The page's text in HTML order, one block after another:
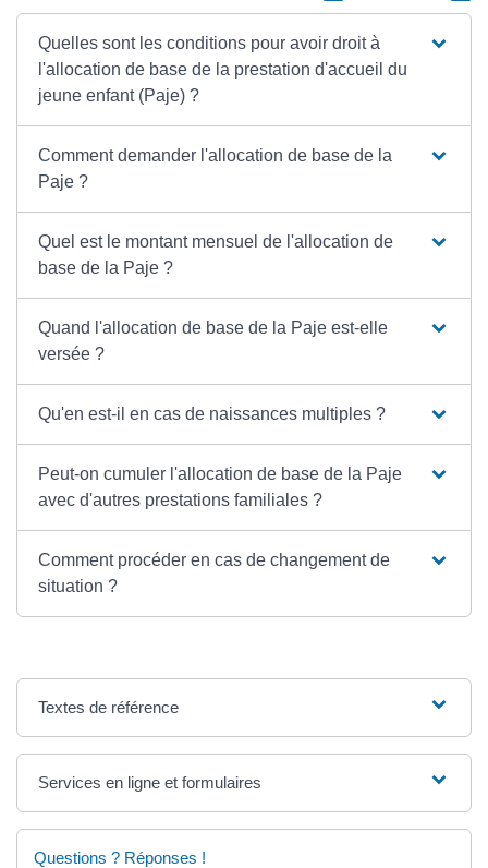
Quelles sont les conditions pour avoir droit à
l'allocation de base de la prestation d'accueil du
jeune enfant (Paje) ?
Comment demander l'allocation de base de la
Paje ?
Quel est le montant mensuel de l'allocation de
base de la Paje ?
Quand l'allocation de base de la Paje est-elle
versée ?
Qu'en est-il en cas de naissances multiples ?
Peut-on cumuler l'allocation de base de la Paje
avec d'autres prestations familiales ?
Comment procéder en cas de changement de
situation ?
Textes de référence
Services en ligne et formulaires
Questions ? Réponses !